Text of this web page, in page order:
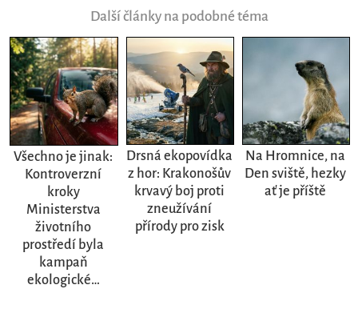
Další články na podobné téma
Všechno je jinak:
Kontroverzní
kroky
Ministerstva
životního
prostředí byla
kampaň
ekologické…
Drsná ekopovídka
z hor: Krakonošův
krvavý boj proti
zneužívání
přírody pro zisk
Na Hromnice, na
Den sviště, hezky
ať je příště